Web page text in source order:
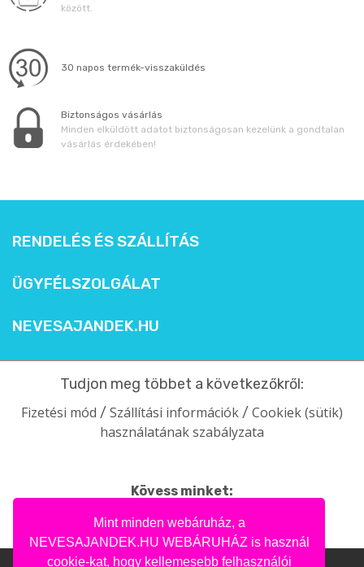
Mint minden webáruház, a
NEVESAJANDEK.HU WEBÁRUHÁZ is használ
cookie-kat, hogy kellemesebb felhasználói
között.
30 napos termék-visszaküldés
Biztonságos vásárlás
Minden elküldött adatot biztonságosan kezelünk a gondtalan
vásárlás érdekében!
RENDELÉS ÉS SZÁLLÍTÁS
ÜGYFÉLSZOLGÁLAT
NEVESAJANDEK.HU
Tudjon meg többet a következőkről:
Fizetési mód / Szállítási információk / Cookiek (sütik)
használatának szabályzata
Kövess minket:
facebook
intagram
pinterest
youtube